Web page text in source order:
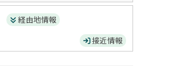
経由地情報
接近情報